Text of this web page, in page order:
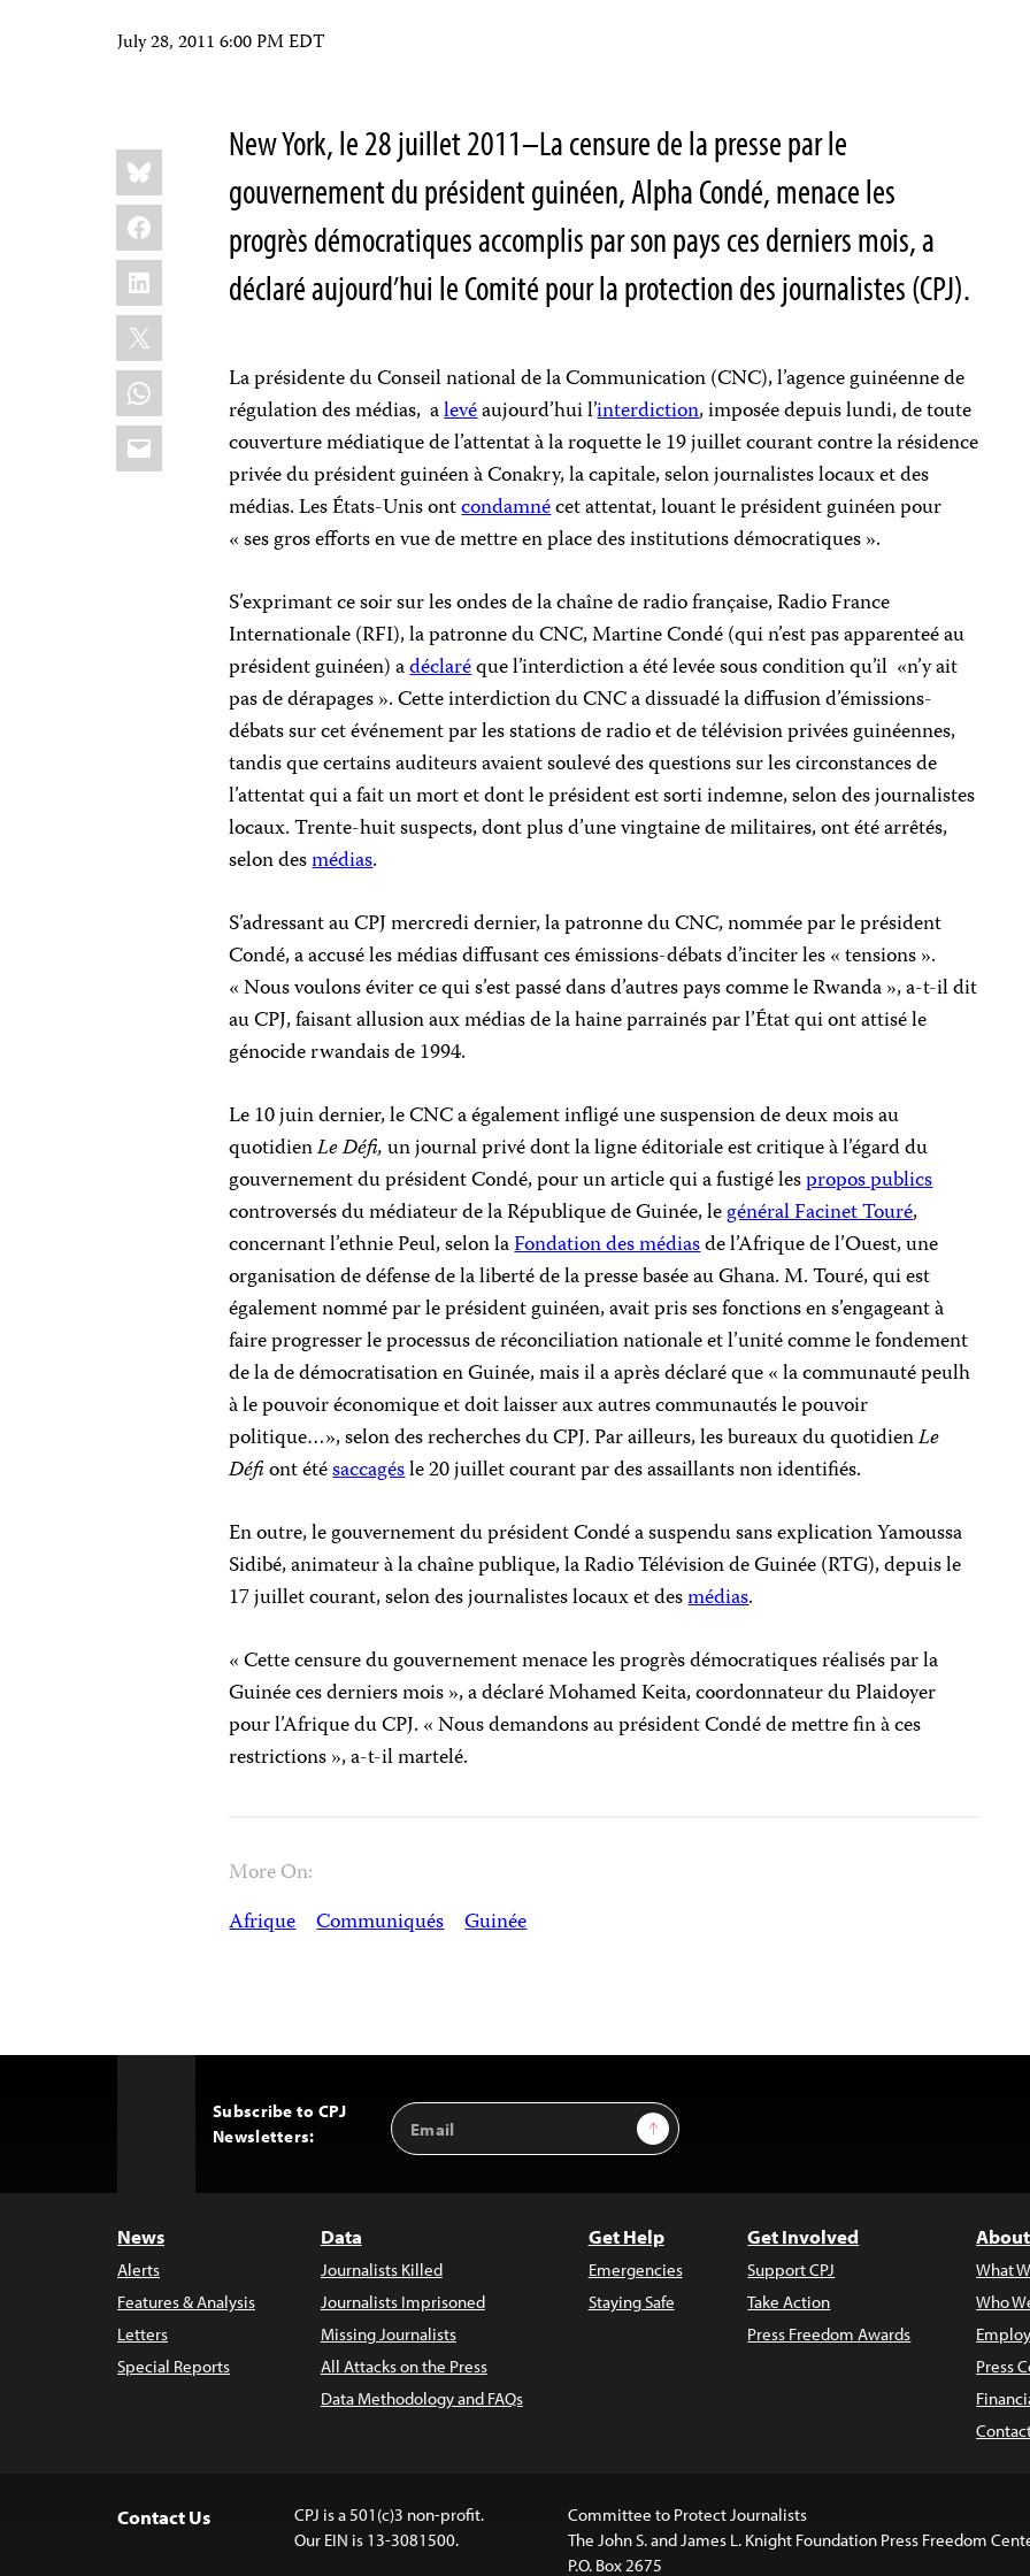
July 28, 2011 6:00 PM EDT
Share
this:
Bluesky
Facebook
LinkedIn
X
WhatsApp
Email
New York, le 28 juillet 2011–La censure de la presse par le
gouvernement du président guinéen, Alpha Condé, menace les
progrès démocratiques accomplis par son pays ces derniers mois, a
déclaré aujourd’hui le Comité pour la protection des journalistes (CPJ).
La présidente du Conseil national de la Communication (CNC), l’agence guinéenne de
régulation des médias, alevéaujourd’hui l’interdiction, imposée depuis lundi, de toute
couverture médiatique de l’attentat à la roquette le 19 juillet courant contre la résidence
privée du président guinéen à Conakry, la capitale, selon journalistes locaux et des
médias. Les États-Unis ontcondamnécet attentat, louant le président guinéen pour
« ses gros efforts en vue de mettre en place des institutions démocratiques ».
S’exprimant ce soir sur les ondes de la chaîne de radio française, Radio France
Internationale (RFI), la patronne du CNC, Martine Condé (qui n’est pas apparenteé au
président guinéen) adéclaréque l’interdiction a été levée sous condition qu’il «n’y ait
pas de dérapages ». Cette interdiction du CNC a dissuadé la diffusion d’émissions-
débats sur cet événement par les stations de radio et de télévision privées guinéennes,
tandis que certains auditeurs avaient soulevé des questions sur les circonstances de
l’attentat qui a fait un mort et dont le président est sorti indemne, selon des journalistes
locaux. Trente-huit suspects, dont plus d’une vingtaine de militaires, ont été arrêtés,
selon desmédias.
S’adressant au CPJ mercredi dernier, la patronne du CNC, nommée par le président
Condé, a accusé les médias diffusant ces émissions-débats d’inciter les « tensions ».
« Nous voulons éviter ce qui s’est passé dans d’autres pays comme le Rwanda », a-t-il dit
au CPJ, faisant allusion aux médias de la haine parrainés par l’État qui ont attisé le
génocide rwandais de 1994.
Le 10 juin dernier, le CNC a également infligé une suspension de deux mois au
quotidienLe Défi,un journal privé dont la ligne éditoriale est critique à l’égard du
gouvernement du président Condé, pour un article qui a fustigé lespropos publics
controversés du médiateur de la République de Guinée, legénéral Facinet Touré,
concernant l’ethnie Peul, selon laFondation des médiasde l’Afrique de l’Ouest, une
organisation de défense de la liberté de la presse basée au Ghana. M. Touré, qui est
également nommé par le président guinéen, avait pris ses fonctions en s’engageant à
faire progresser le processus de réconciliation nationale et l’unité comme le fondement
de la de démocratisation en Guinée, mais il a après déclaré que « la communauté peulh
à le pouvoir économique et doit laisser aux autres communautés le pouvoir
politique…», selon des recherches du CPJ. Par ailleurs, les bureaux du quotidienLe
Défiont étésaccagésle 20 juillet courant par des assaillants non identifiés.
En outre, le gouvernement du président Condé a suspendu sans explication Yamoussa
Sidibé, animateur à la chaîne publique, la Radio Télévision de Guinée (RTG), depuis le
17 juillet courant, selon des journalistes locaux et desmédias.
« Cette censure du gouvernement menace les progrès démocratiques réalisés par la
Guinée ces derniers mois », a déclaré Mohamed Keita, coordonnateur du Plaidoyer
pour l’Afrique du CPJ. « Nous demandons au président Condé de mettre fin à ces
restrictions », a-t-il martelé.
More On:
Afrique Communiqués Guinée
Subscribe to CPJ
Newsletters:
Email
Address
Sign Up
News
Alerts
Features & Analysis
Letters
Special Reports
Data
Journalists Killed
Journalists Imprisoned
Missing Journalists
All Attacks on the Press
Data Methodology and FAQs
Get Help
Emergencies
Staying Safe
Get Involved
Support CPJ
Take Action
Press Freedom Awards
What
Who
Press
Contact Us
CPJ is a 501(c)3 non-profit.
Our EIN is 13-3081500.
Committee to Protect Journalists
The John S. and James L. Knight Foundation Press Freedom
P.O. Box 2675